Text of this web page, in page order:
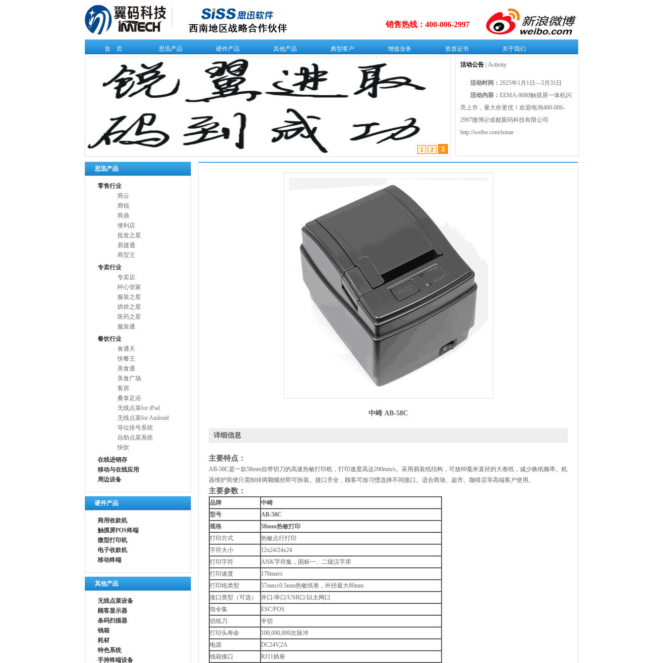
销售热线： 400-006-2997
首 页 思迅产品 硬件产品 其他产品 典型客户 增值业务 资质证书 关于我们
1 2 3
活动公告 | Activity
活动时间： 2025年1月1日—5月31日
活动内容： EEMA-9080触摸屏一体机闪
亮上市，量大价更优！欢迎电询400-006-
2997微博@成都翼码科技有限公司
http://weibo.com/ismar
思迅产品
零售行业
商云
商锐
商鼎
便利店
批发之星
易捷通
商贸王
专卖行业
专卖店
秤心管家
服装之星
烘焙之星
医药之星
服装通
餐饮行业
食通天
快餐王
美食通
美食广场
客房
桑拿足浴
无线点菜for iPad
无线点菜for Android
等位排号系统
自助点菜系统
快饮
在线进销存
移动与在线应用
周边设备
硬件产品
商用收款机
触摸屏POS终端
微型打印机
电子收款机
移动终端
其他产品
无线点菜设备
顾客显示器
条码扫描器
钱箱
耗材
特色系统
手持终端设备
中崎 AB-58C
详细信息
主要特点：
AB-58C是一款58mm自带切刀的高速热敏打印机，打印速度高达200mm/s。采用易装纸结构，可放80毫米直径的大卷纸，减少换纸频率。机
器维护简便只需卸掉两颗螺丝即可拆装。接口齐全，顾客可按习惯选择不同接口。适合商场、超市、咖啡店等高端客户使用。
主要参数：
品牌
中崎
型号
AB-58C
规格
58mm热敏打印
打印方式
热敏点行打印
字符大小
12x24/24x24
打印字符
ANK字符集，国标一、二级汉字库
打印速度
170mm/s
打印纸类型
57mm±0.5mm热敏纸卷，外径最大80mm
接口类型（可选）
并口/串口/USB口/以太网口
指令集
ESC/POS
切纸刀
半切
打印头寿命
100,000,000次脉冲
电源
DC24V,2A
钱箱接口
RJ11插座